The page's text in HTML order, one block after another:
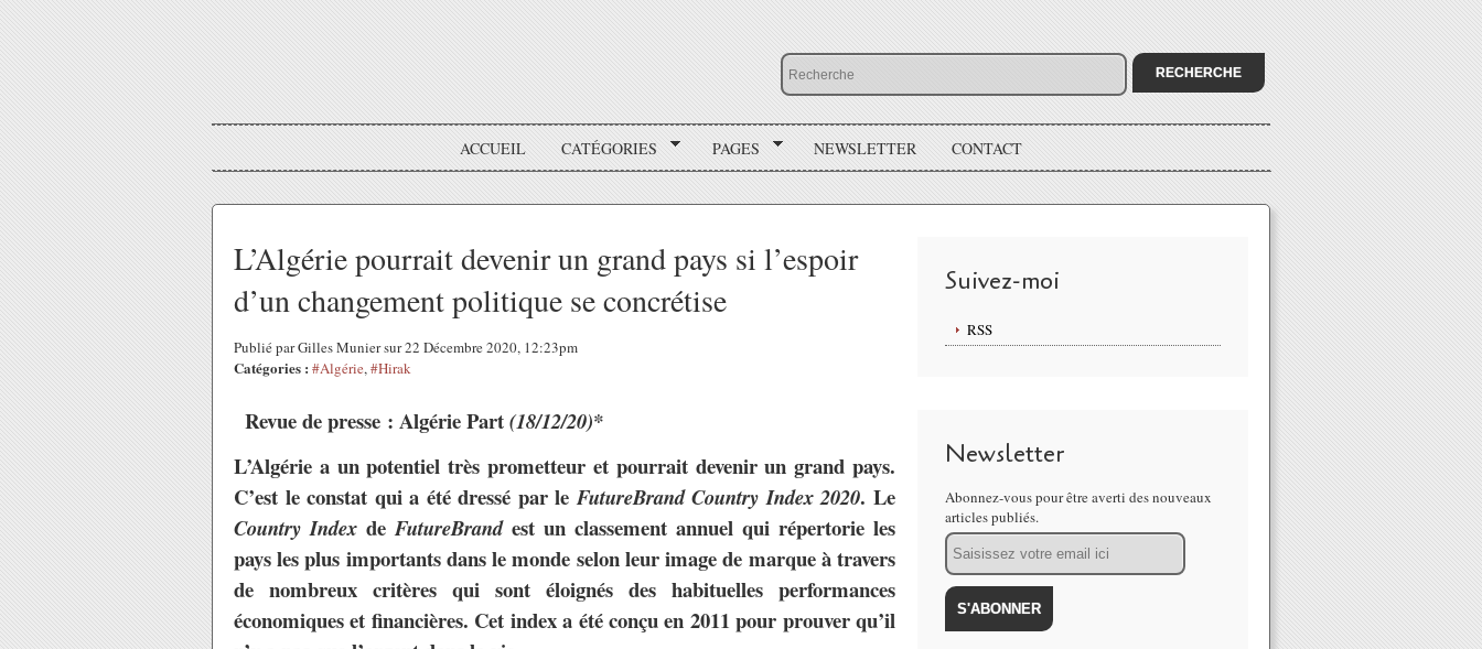
ACCUEIL CATÉGORIES PAGES NEWSLETTER CONTACT
L’Algérie pourrait devenir un grand pays si l’espoir
d’un changement politique se concrétise
Publié par Gilles Munier sur 22 Décembre 2020, 12:23pm
Catégories : #Algérie,#Hirak
Revue de presse : Algérie Part(18/12/20)*
L’Algérie a un potentiel très prometteur et pourrait devenir un grand pays.
C’est le constat qui a été dressé par leFutureBrand Country Index 2020. Le
Country Index deFutureBrandest un classement annuel qui répertorie les
pays les plus importants dans le monde selon leur image de marque à travers
de nombreux critères qui sont éloignés des habituelles performances
économiques et financières. Cet index a été conçu en 2011 pour prouver qu’il
Suivez-moi
RSS
Newsletter
Abonnez-vous pour être averti des nouveaux
articles publiés.
Email